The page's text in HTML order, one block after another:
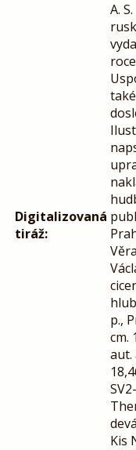
Digitalizovaná
tiráž:
A.
p.,
cm.
aut.
Kis